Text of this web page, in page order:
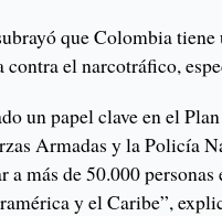
que Colombia tiene
el narcotráfico,
un papel clave en el
Armadas y la Policía
a más de 50.000
y el Caribe”,